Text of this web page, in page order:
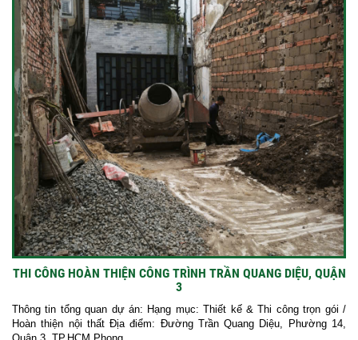
THI CÔNG HOÀN THIỆN CÔNG TRÌNH TRẦN QUANG DIỆU, QUẬN
3
Thông tin tổng quan dự án: Hạng mục: Thiết kế & Thi công trọn gói /
Hoàn thiện nội thất Địa điểm: Đường Trần Quang Diệu, Phường 14,